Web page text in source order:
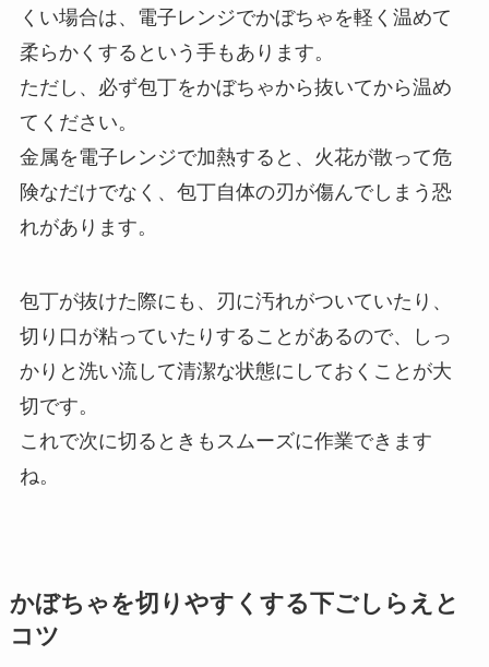
くい場合は、電子レンジでかぼちゃを軽く温めて
柔らかくするという手もあります。
ただし、必ず包丁をかぼちゃから抜いてから温め
てください。
金属を電子レンジで加熱すると、火花が散って危
険なだけでなく、包丁自体の刃が傷んでしまう恐
れがあります。
包丁が抜けた際にも、刃に汚れがついていたり、
切り口が粘っていたりすることがあるので、しっ
かりと洗い流して清潔な状態にしておくことが大
切です。
これで次に切るときもスムーズに作業できます
ね。
かぼちゃを切りやすくする下ごしらえと
コツ